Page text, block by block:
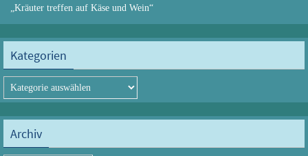
„Kräuter treffen auf Käse und Wein“
Kategorien
Kategorien
Archiv